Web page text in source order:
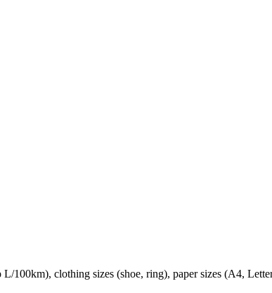
clothing sizes (shoe, ring), paper sizes (A4,